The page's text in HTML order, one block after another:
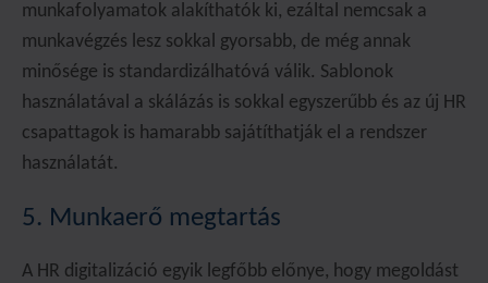
munkafolyamatok alakíthatók ki, ezáltal nemcsak a
munkavégzés lesz sokkal gyorsabb, de még annak
minősége is standardizálhatóvá válik. Sablonok
használatával a skálázás is sokkal egyszerűbb és az új HR
csapattagok is hamarabb sajátíthatják el a rendszer
használatát.
5. Munkaerő megtartás
A HR digitalizáció egyik legfőbb előnye, hogy megoldást